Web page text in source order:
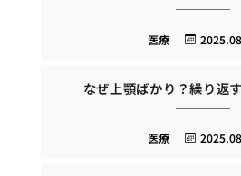
医療
なぜ上顎ばかり？繰り返
医療